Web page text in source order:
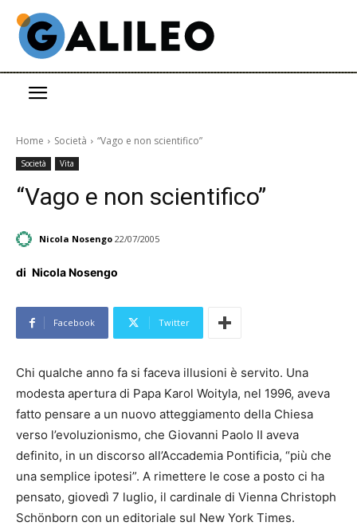
Home Società “Vago e non scientifico”
Società Vita
“Vago e non scientifico”
Nicola Nosengo 22/07/2005
di Nicola Nosengo
Facebook Twitter
Chi qualche anno fa si faceva illusioni è servito. Una
modesta apertura di Papa Karol Woityla, nel 1996, aveva
fatto pensare a un nuovo atteggiamento della Chiesa
verso l’evoluzionismo, che Giovanni Paolo II aveva
definito, in un discorso all’Accademia Pontificia, “più che
una semplice ipotesi”. A rimettere le cose a posto ci ha
pensato, giovedì 7 luglio, il cardinale di Vienna Christoph
Schönborn con un editoriale sul New York Times.